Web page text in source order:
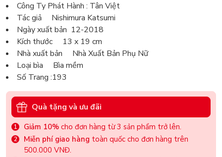
Công Ty Phát Hành : Tân Việt
Tác giả Nishimura Katsumi
Ngày xuất bản 12-2018
Kích thước 13 x 19 cm
Nhà xuất bản Nhà Xuất Bản Phụ Nữ
Loại bìa Bìa mềm
Số Trang :193
Quà tặng và ưu đãi
Giảm 10% cho đơn hàng từ 3 sản phẩm trở lên.
Miễn phí giao hàng toàn quốc cho đơn hàng trên
500.000 VNĐ.